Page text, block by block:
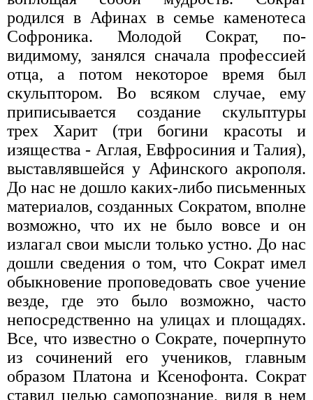
родился в Афинах в семье каменотеса
Софроника. Молодой Сократ, по-
видимому, занялся сначала профессией
отца, а потом некоторое время был
скульптором. Во всяком случае, ему
приписывается создание скульптуры
трех Харит (три богини красоты и
изящества - Аглая, Евфросиния и Талия),
выставлявшейся у Афинского акрополя.
До нас не дошло каких-либо письменных
материалов, созданных Сократом, вполне
возможно, что их не было вовсе и он
излагал свои мысли только устно. До нас
дошли сведения о том, что Сократ имел
обыкновение проповедовать свое учение
везде, где это было возможно, часто
непосредственно на улицах и площадях.
Все, что известно о Сократе, почерпнуто
из сочинений его учеников, главным
образом Платона и Ксенофонта. Сократ
ставил целью самопознание, видя в нем